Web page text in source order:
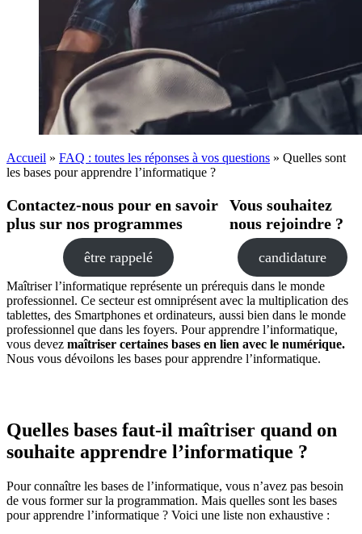
Accueil » FAQ : toutes les réponses à vos questions » Quelles sont
les bases pour apprendre l’informatique ?
Contactez-nous pour en savoir
plus sur nos programmes
être rappelé
Vous souhaitez
nous rejoindre ?
candidature
Maîtriser l’informatique représente un prérequis dans le monde
professionnel. Ce secteur est omniprésent avec la multiplication des
tablettes, des Smartphones et ordinateurs, aussi bien dans le monde
professionnel que dans les foyers. Pour apprendre l’informatique,
vous devez maîtriser certaines bases en lien avec le numérique.
Nous vous dévoilons les bases pour apprendre l’informatique.
Quelles bases faut-il maîtriser quand on
souhaite apprendre l’informatique ?
Pour connaître les bases de l’informatique, vous n’avez pas besoin
de vous former sur la programmation. Mais quelles sont les bases
pour apprendre l’informatique ? Voici une liste non exhaustive :